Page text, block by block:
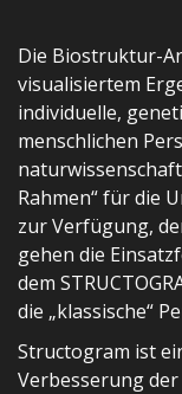
Die Biostruktur-
visualisiertem
individuelle,
menschlichen
Rahmen“ für die
zur Verfügung,
gehen die
dem
die „klassische“
Structogram ist
Verbesserung